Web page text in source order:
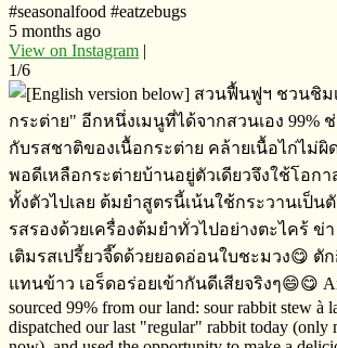
#seasonalfood #eatzebugs
5 months ago
View on Instagram |
1/6